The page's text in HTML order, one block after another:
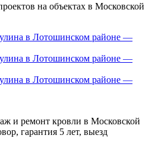
на объектах в Московской
и ремонт кровли в Московской
гарантия 5 лет, выезд